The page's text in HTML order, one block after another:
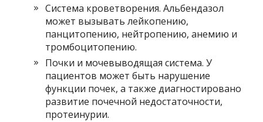
Система кроветворения. Альбендазол
может вызывать лейкопению,
панцитопению, нейтропению, анемию и
тромбоцитопению.
Почки и мочевыводящая система. У
пациентов может быть нарушение
функции почек, а также диагностировано
развитие почечной недостаточности,
протеинурии.